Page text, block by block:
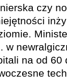
czy
w
na od 60